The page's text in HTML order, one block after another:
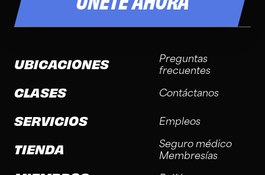
UBICACIONES
CLASES
SERVICIOS
TIENDA
Preguntas
frecuentes
Contáctanos
Empleos
Seguro médico
Membresías